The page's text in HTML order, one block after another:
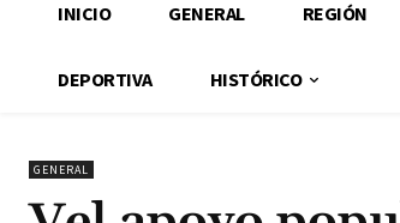
INICIO GENERAL REGIÓN
DEPORTIVA HISTÓRICO
GENERAL